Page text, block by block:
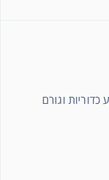
כדוריות וגורם